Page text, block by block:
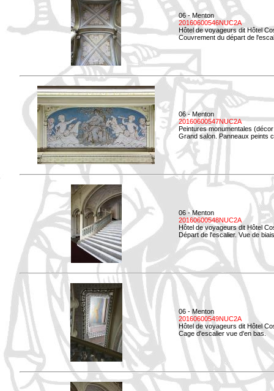
06 - Menton
20160600546NUC2A
Hôtel de voyageurs dit Hôtel
Couvrement du départ de
06 - Menton
20160600547NUC2A
Peintures monumentales
Grand salon. Panneaux peints
06 - Menton
20160600548NUC2A
Hôtel de voyageurs dit Hôtel
Départ de l'escalier. Vue de
06 - Menton
20160600549NUC2A
Hôtel de voyageurs dit Hôtel
Cage d'escalier vue d'en bas.